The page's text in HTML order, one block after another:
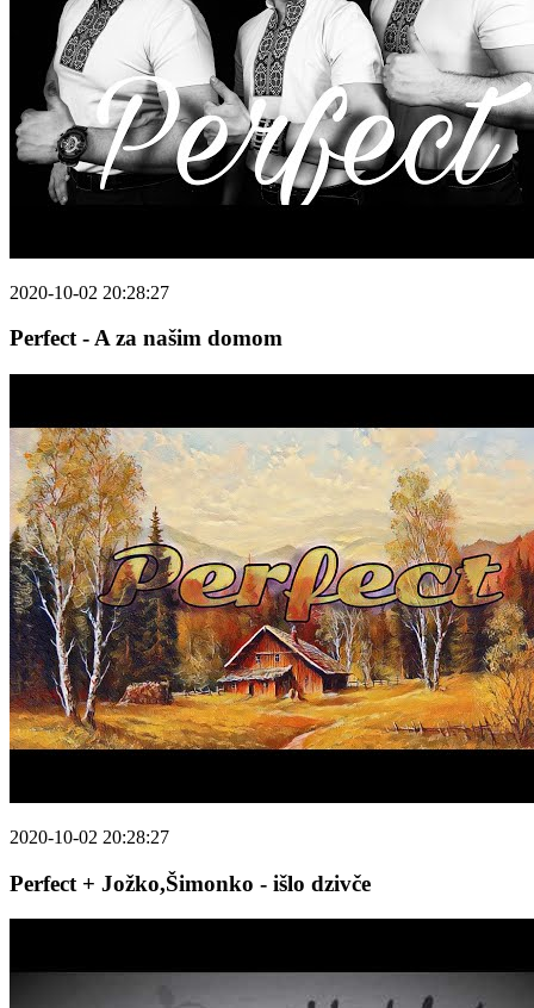
2020-10-02 20:28:27
Perfect - A za našim domom
2020-10-02 20:28:27
Perfect + Jožko,Šimonko - išlo dzivče